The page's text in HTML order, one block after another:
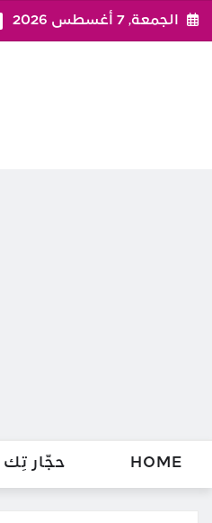
Skip
الجمعة, 7 أغسطس 2026
HOME حجّار تِك